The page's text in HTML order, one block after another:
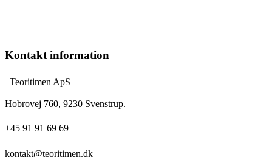
Kontakt information
Teoritimen ApS
Hobrovej 760, 9230 Svenstrup.
+45 91 91 69 69
kontakt@teoritimen.dk